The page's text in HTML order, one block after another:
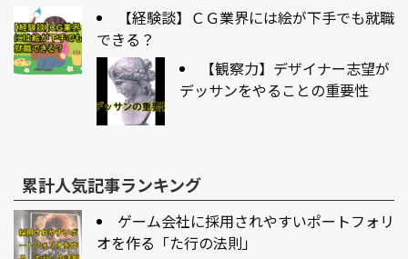
【経験談】ＣＧ業界には絵が下手でも就職
できる？
【観察力】デザイナー志望が
デッサンをやることの重要性
累計人気記事ランキング
ゲーム会社に採用されやすいポートフォリ
オを作る「た行の法則」